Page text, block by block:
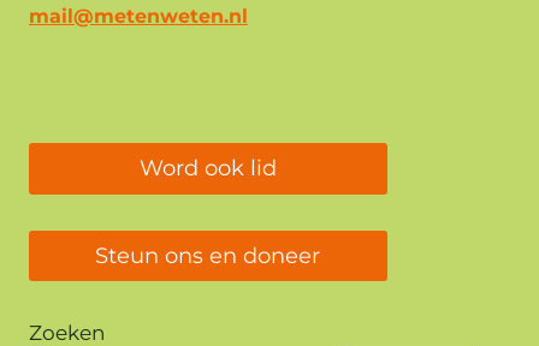
mail@metenweten.nl
Word ook lid
Steun ons en doneer
Zoeken